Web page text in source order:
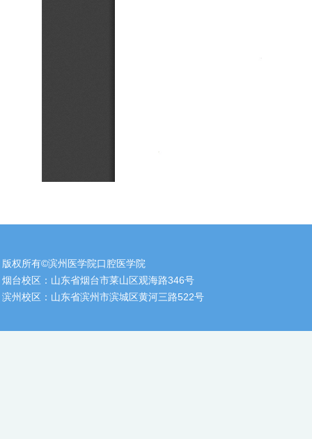
版权所有©滨州医学院口腔医学院
烟台校区：山东省烟台市莱山区观海路346号
滨州校区：山东省滨州市滨城区黄河三路522号